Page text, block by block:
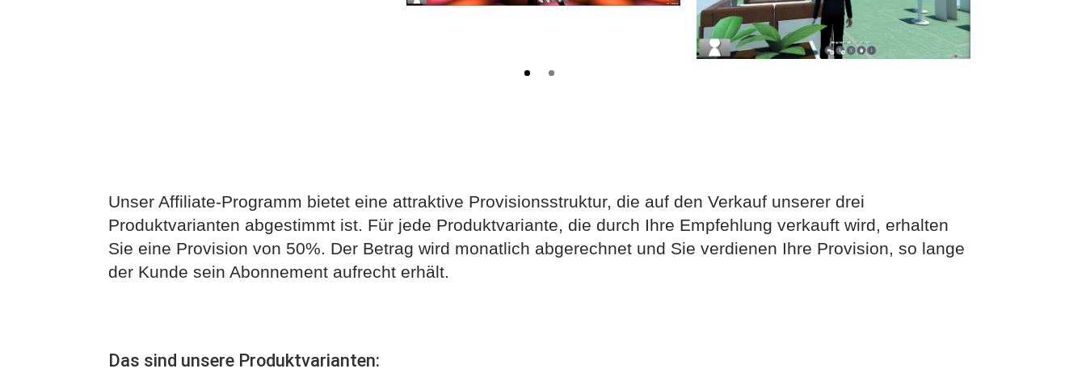
Unser Affiliate-Programm bietet eine attraktive Provisionsstruktur, die auf den Verkauf unserer drei
Produktvarianten abgestimmt ist. Für jede Produktvariante, die durch Ihre Empfehlung verkauft wird, erhalten
Sie eine Provision von 50%. Der Betrag wird monatlich abgerechnet und Sie verdienen Ihre Provision, so lange
der Kunde sein Abonnement aufrecht erhält.
Das sind unsere Produktvarianten: